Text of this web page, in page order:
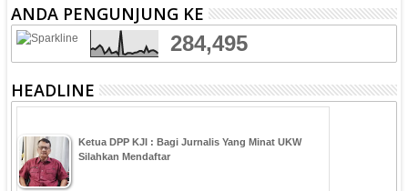
ANDA PENGUNJUNG KE
284,495
HEADLINE
Ketua DPP KJI : Bagi Jurnalis Yang Minat UKW
Silahkan Mendaftar